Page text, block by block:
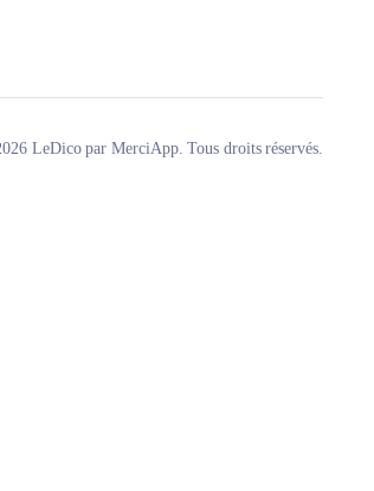
LeDico par MerciApp. Tous droits réservés.